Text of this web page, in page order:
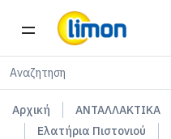
Αρχική ΑΝΤΑΛΛΑΚΤΙΚΑ
Ελατήρια Πιστονιού